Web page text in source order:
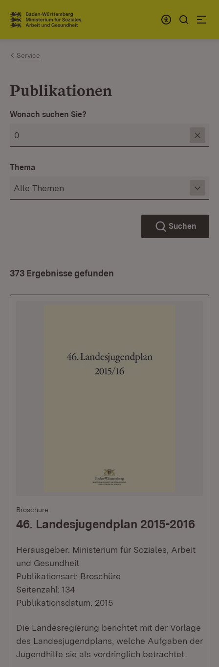
Zum Inhalt springen
Link zur Startseite
Service
Publikationen
Wonach suchen Sie?
Thema
Suchen
373 Ergebnisse gefunden
Broschüre
46. Landesjugendplan 2015-2016
Herausgeber: Ministerium für Soziales, Arbeit
und Gesundheit
Publikationsart: Broschüre
Seitenzahl: 134
Publikationsdatum: 2015
Die Landesregierung berichtet mit der Vorlage
des Landesjugendplans, welche Aufgaben der
Jugendhilfe sie als vordringlich betrachtet.